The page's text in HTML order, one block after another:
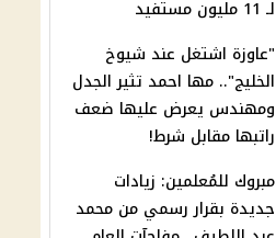
لـ 11 مليون مستفيد
"عاوزة اشتغل عند شيوخ
الخليج".. مها احمد تثير الجدل
ومهندس يعرض عليها ضعف
راتبها مقابل شرط!
مبروك للمُعلمين: زيادات
جديدة بقرار رسمي من محمد